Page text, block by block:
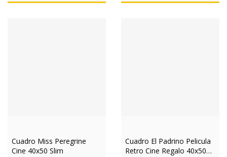
Cuadro Miss Peregrine
Cine 40x50 Slim
Cuadro El Padrino Pelicula
Retro Cine Regalo 40x50